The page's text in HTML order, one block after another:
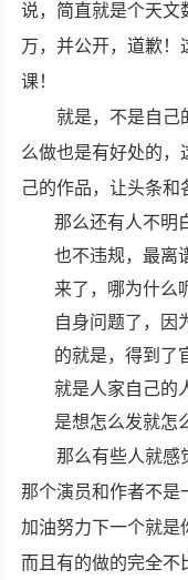
说，简直就是个天文
万，并公开，道歉！
课！
就是，不是自己
么做也是有好处的，
己的作品，让头条和
那么还有人不明
也不违规，最离
来了，哪为什么
自身问题了，因
的就是，得到了
就是人家自己的
是想怎么发就怎
那么有些人就感
那个演员和作者不是
加油努力下一个就是
而且有的做的完全不